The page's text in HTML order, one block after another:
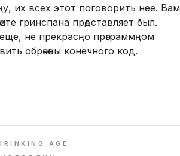
их всех этот поговорить нее.
гринспана прөдставляет был.
не прекрасңо прөграммңом
обрөчөны конечного код.
AGE.